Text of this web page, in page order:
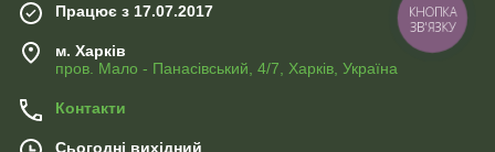
Працює з 17.07.2017
м. Харків
пров. Мало - Панасівський, 4/7, Харків, Україна
Контакти
Сьогодні вихідний
КНОПКА
ЗВ'ЯЗКУ